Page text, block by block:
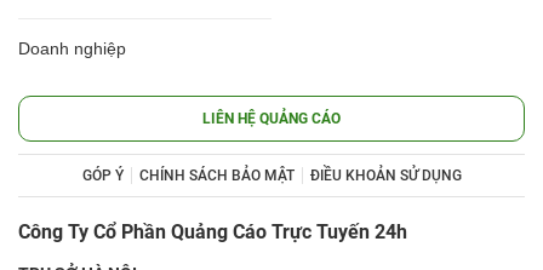
Doanh nghiệp
LIÊN HỆ QUẢNG CÁO
GÓP Ý CHÍNH SÁCH BẢO MẬT ĐIỀU KHOẢN SỬ DỤNG
Công Ty Cổ Phần Quảng Cáo Trực Tuyến 24h